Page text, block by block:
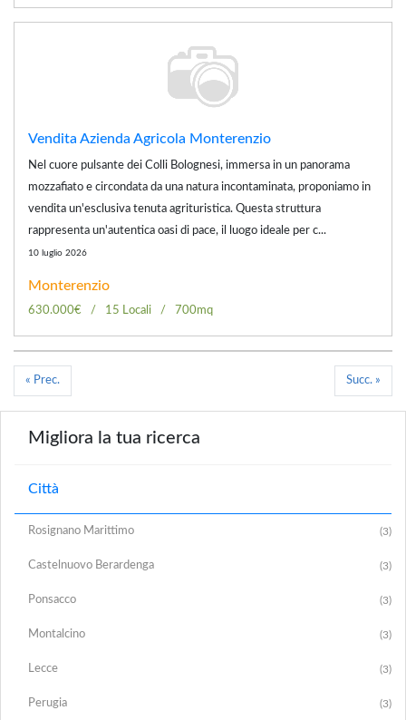
Vendita Azienda Agricola Monterenzio
Nel cuore pulsante dei Colli Bolognesi, immersa in un panorama
mozzafiato e circondata da una natura incontaminata, proponiamo in
vendita un'esclusiva tenuta agrituristica. Questa struttura
rappresenta un'autentica oasi di pace, il luogo ideale per c...
10 luglio 2026
Monterenzio
630.000€ 15 Locali 700mq
« Prec. Succ. »
Migliora la tua ricerca
Città
Rosignano Marittimo (3)
Castelnuovo Berardenga (3)
Ponsacco (3)
Montalcino (3)
Lecce (3)
Perugia (3)